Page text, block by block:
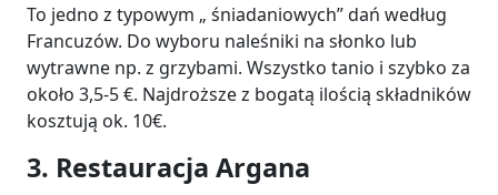
To jedno z typowym „ śniadaniowych” dań według
Francuzów. Do wyboru naleśniki na słonko lub
wytrawne np. z grzybami. Wszystko tanio i szybko za
około 3,5-5 €. Najdroższe z bogatą ilością składników
kosztują ok. 10€.
3. Restauracja Argana